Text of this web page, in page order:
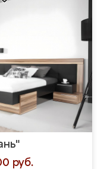
руб.